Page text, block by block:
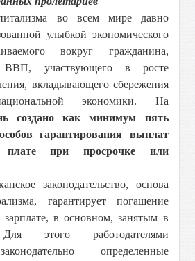
во всем мире давно
улыбкой экономического
вокруг гражданина,
ВВП, участвующего в росте
вкладывающего сбережения
экономики. На
создано как минимум пять
гарантирования выплат
плате при просрочке или
законодательство, основа
гарантирует погашение
зарплате, в основном, занятым в
Для этого работодателями
определенные